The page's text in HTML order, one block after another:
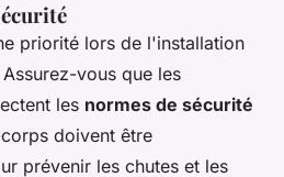
priorité lors de l'installation
vous que les
les normes de sécurité
doivent être
prévenir les chutes et les